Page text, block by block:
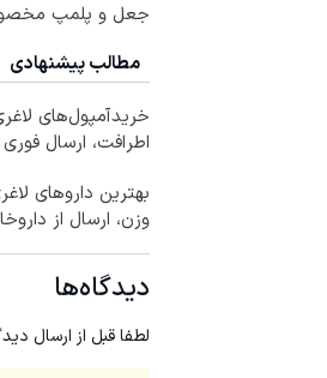
جعل و پلمپ
مطالب پیشنهادی
خریدآمپول‌های
اطرافت، ارسال
بهترین داروهای
وزن، ارسال از
دیدگاه‌ها
لطفا قبل از ارسال